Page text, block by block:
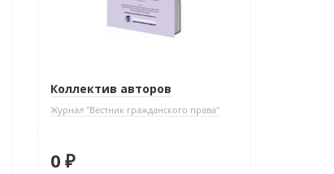
Коллектив авторов
Журнал "Вестник гражданского права"
0 ₽